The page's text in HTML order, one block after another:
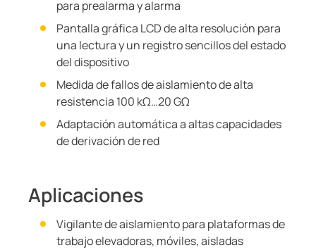
para prealarma y alarma
Pantalla gráfica LCD de alta resolución para
una lectura y un registro sencillos del estado
del dispositivo
Medida de fallos de aislamiento de alta
resistencia 100 kΩ…20 GΩ
Adaptación automática a altas capacidades
de derivación de red
Aplicaciones
Vigilante de aislamiento para plataformas de
trabajo elevadoras, móviles, aisladas